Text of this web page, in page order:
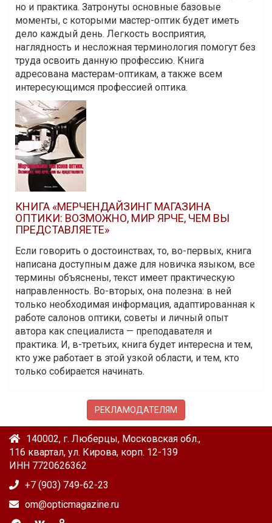
но и практика. Затронуты основные базовые
моменты, с которыми мастер-оптик будет иметь
дело каждый день. Легкость восприятия,
наглядность и несложная терминология помогут без
труда освоить данную профессию. Книга
адресована мастерам-оптикам, а также всем
интересующимся профессией оптика.
КНИГА «МЕРЧЕНДАЙЗИНГ МАГАЗИНА
ОПТИКИ: ВОЗМОЖНО, МИР ЯРЧЕ, ЧЕМ ВЫ
ПРЕДСТАВЛЯЕТЕ»
Если говорить о достоинствах, то, во-первых, книга
написана доступным даже для новичка языком, все
термины объяснены, текст имеет практическую
направленность. Во-вторых, она полезна: в ней
только необходимая информация, адаптированная к
работе салонов оптики, советы и личный опыт
автора как специалиста — преподавателя и
практика. И, в-третьих, книга будет интересна и тем,
кто уже работает в этой узкой области, и тем, кто
только собирается начинать.
РЕКЛАМОДАТЕЛЯМ
140002, г. Люберцы, Московская обл.,
116 квартал, ул. Кирова, корп. 12-139
ИНН 7720626362
+7 (903) 749-62-23
om@opticmagazine.ru